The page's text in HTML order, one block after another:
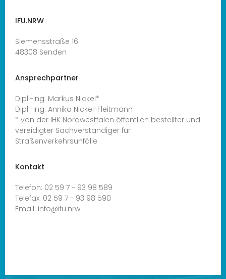
IFU.NRW
Siemensstraße 16
48308 Senden
Ansprechpartner
Dipl.-Ing. Markus Nickel*
Dipl.-Ing. Annika Nickel-Fleitmann
* von der IHK Nordwestfalen öffentlich bestellter und
vereidigter Sachverständiger für
Straßenverkehrsunfälle
Kontakt
Telefon: 02 59 7 - 93 98 589
Telefax: 02 59 7 - 93 98 590
Email: info@ifu.nrw